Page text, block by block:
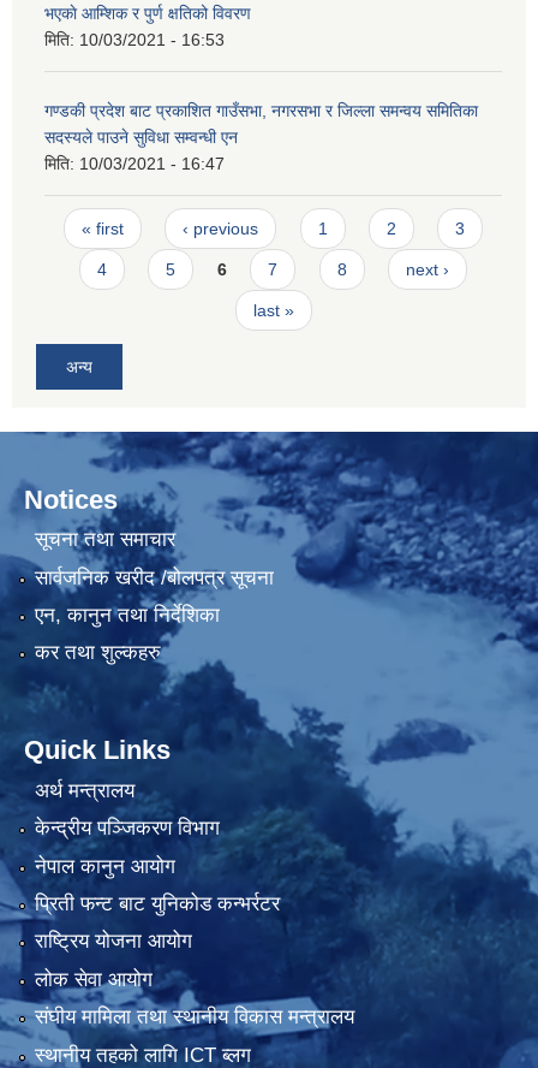
भएकाे आम्शिक र पुर्ण क्षतिको विवरण
मिति: 10/03/2021 - 16:53
गण्डकी प्रदेश बाट प्रकाशित गाउँसभा, नगरसभा र जिल्ला समन्वय समितिका
सदस्यले पाउने सुविधा सम्वन्धी एन
मिति: 10/03/2021 - 16:47
Pages
« first ‹ previous 1 2 3
4 5 6 7 8 next ›
last »
अन्य
Notices
सूचना तथा समाचार
सार्वजनिक खरीद /बोलपत्र सूचना
एन, कानुन तथा निर्देशिका
कर तथा शुल्कहरु
Quick Links
अर्थ मन्त्रालय
केन्द्रीय पञ्जिकरण विभाग
नेपाल कानुन आयोग
प्रिती फन्ट बाट युनिकोड कन्भर्रटर
राष्ट्रिय योजना आयोग
लोक सेवा आयोग
संघीय मामिला तथा स्थानीय विकास मन्त्रालय
स्थानीय तहको लागि ICT ब्लग